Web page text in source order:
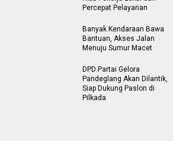
Percepat Pelayanan
Banyak Kendaraan Bawa
Bantuan, Akses Jalan
Menuju Sumur Macet
DPD Partai Gelora
Pandeglang Akan Dilantik,
Siap Dukung Paslon di
Pilkada